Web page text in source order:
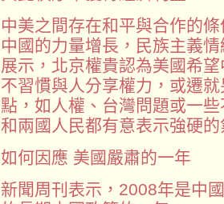
中美之間存在和平與合作的
中國的力量增長，民族主義
展示，北京權貴認為美國希
不習慣與人分享權力，或遷
點，如人權、台灣問題或一
和兩國人民都有意表示強硬
如何因應 美國嚴肅的一年
新聞周刊表示，2008年是中